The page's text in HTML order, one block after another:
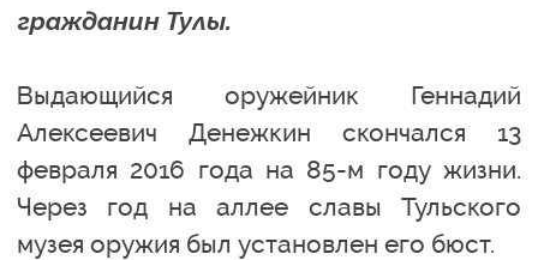
гражданин Тулы.
Выдающийся оружейник Геннадий
Алексеевич Денежкин скончался 13
февраля 2016 года на 85-м году жизни.
Через год на аллее славы Тульского
музея оружия был установлен его бюст.